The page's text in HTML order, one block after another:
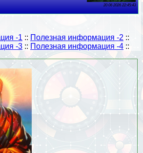
20 06 2026 22:45:43
-1 :: Полезная информация -2 ::
-3 :: Полезная информация -4 ::